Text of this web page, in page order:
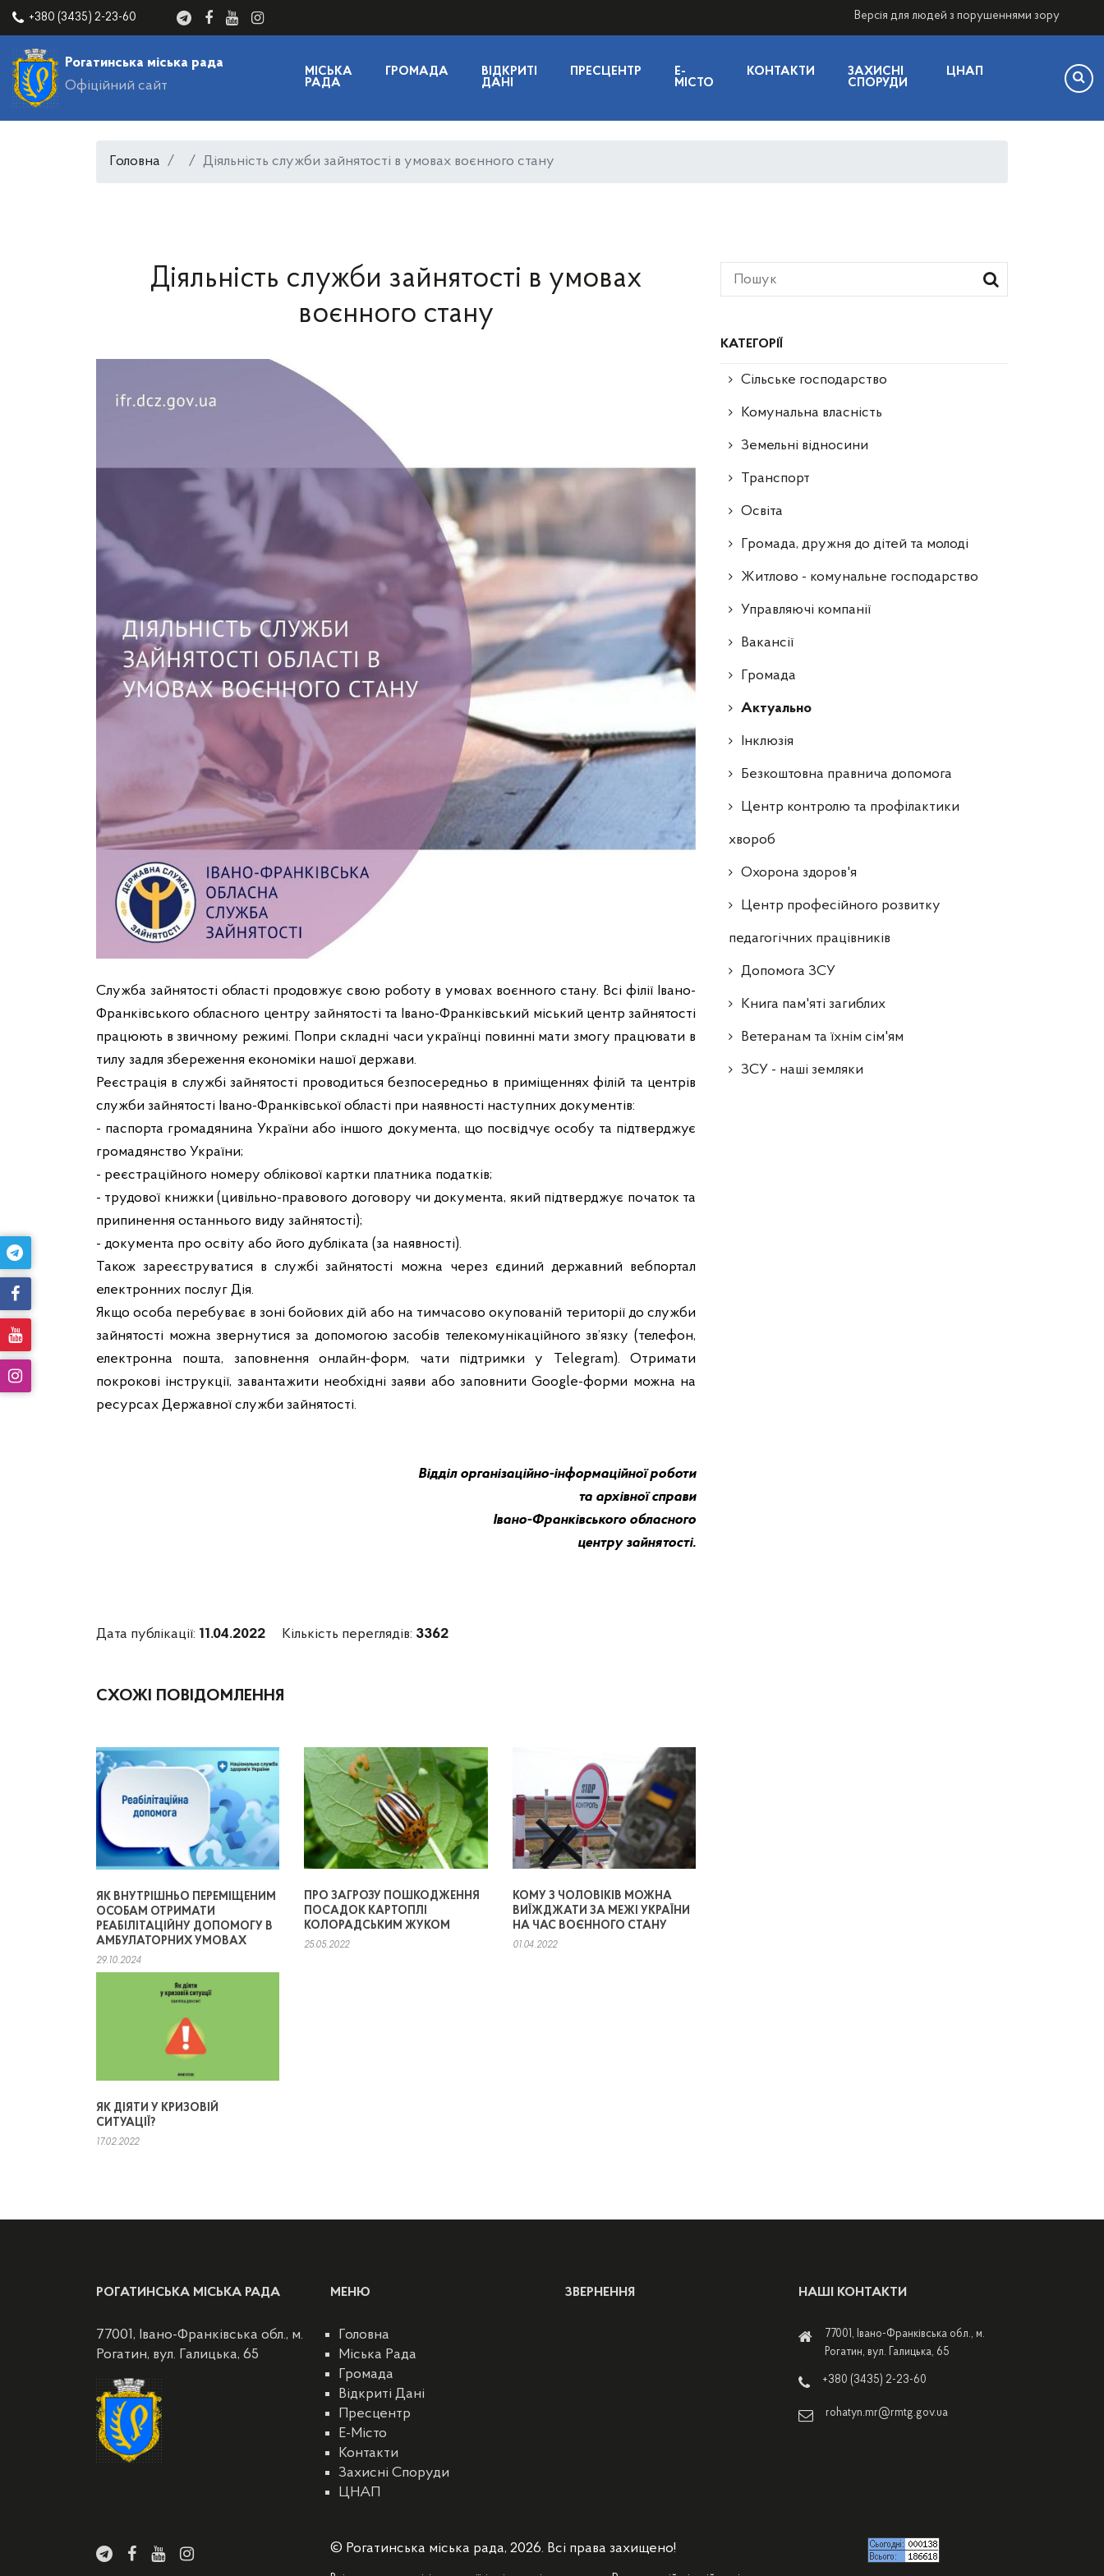
+380 (3435) 2-23-60 Версія для людей з порушеннями зору
Рогатинська міська рада
Офіційний сайт
МІСЬКА
РАДА
ГРОМАДА
ВІДКРИТІ
ДАНІ
ПРЕСЦЕНТР
E-
МІСТО
КОНТАКТИ
ЗАХИСНІ
СПОРУДИ
ЦНАП
Головна Діяльність служби зайнятості в умовах воєнного стану
КАТЕГОРІЇ
Сільське господарство
Комунальна власність
Земельні відносини
Транспорт
Освіта
Громада, дружня до дітей та молоді
Житлово - комунальне господарство
Управляючі компанії
Ваканcії
Громада
Актуально
Інклюзія
Безкоштовна правнича допомога
Центр контролю та профілактики
хвороб
Охорона здоров'я
Центр професійного розвитку
педагогічних працівників
Допомога ЗСУ
Книга пам'яті загиблих
Ветеранам та їхнім сім'ям
ЗСУ - наші земляки
Діяльність служби зайнятості в умовах
воєнного стану
Служба зайнятості області продовжує свою роботу в умовах воєнного стану. Всі філії Івано-
Франківського обласного центру зайнятості та Івано-Франківський міський центр зайнятості
працюють в звичному режимі. Попри складні часи українці повинні мати змогу працювати в
тилу задля збереження економіки нашої держави.
Реєстрація в службі зайнятості проводиться безпосередньо в приміщеннях філій та центрів
служби зайнятості Івано-Франківської області при наявності наступних документів:
- паспорта громадянина України або іншого документа, що посвідчує особу та підтверджує
громадянство України;
- реєстраційного номеру облікової картки платника податків;
- трудової книжки (цивільно-правового договору чи документа, який підтверджує початок та
припинення останнього виду зайнятості);
- документа про освіту або його дубліката (за наявності).
Також зареєструватися в службі зайнятості можна через єдиний державний вебпортал
електронних послуг Дія.
Якщо особа перебуває в зоні бойових дій або на тимчасово окупованій території до служби
зайнятості можна звернутися за допомогою засобів телекомунікаційного зв’язку (телефон,
електронна пошта, заповнення онлайн-форм, чати підтримки у Telegram). Отримати
покрокові інструкції, завантажити необхідні заяви або заповнити Google-форми можна на
ресурсах Державної служби зайнятості.
Відділ організаційно-інформаційної роботи
та архівної справи
Івано-Франківського обласного
центру зайнятості.
Дата публікації: 11.04.2022 Кількість переглядів: 3362
СХОЖІ ПОВІДОМЛЕННЯ
ЯК ВНУТРІШНЬО ПЕРЕМІЩЕНИМ
ОСОБАМ ОТРИМАТИ
РЕАБІЛІТАЦІЙНУ ДОПОМОГУ В
АМБУЛАТОРНИХ УМОВАХ
29.10.2024
ПРО ЗАГРОЗУ ПОШКОДЖЕННЯ
ПОСАДОК КАРТОПЛІ
КОЛОРАДСЬКИМ ЖУКОМ
25.05.2022
КОМУ З ЧОЛОВІКІВ МОЖНА
ВИЇЖДЖАТИ ЗА МЕЖІ УКРАЇНИ
НА ЧАС ВОЄННОГО СТАНУ
01.04.2022
ЯК ДІЯТИ У КРИЗОВІЙ
СИТУАЦІЇ?
17.02.2022
РОГАТИНСЬКА МІСЬКА РАДА
77001, Івано-Франківська обл., м.
Рогатин, вул. Галицька, 65
МЕНЮ
Головна
Міська Рада
Громада
Відкриті Дані
Пресцентр
E-Місто
Контакти
Захисні Споруди
ЦНАП
ЗВЕРНЕННЯ НАШІ КОНТАКТИ
77001, Івано-Франківська обл., м.
Рогатин, вул. Галицька, 65
+380 (3435) 2-23-60
rohatyn.mr@rmtg.gov.ua
© Рогатинська міська рада, 2026. Всі права захищено!